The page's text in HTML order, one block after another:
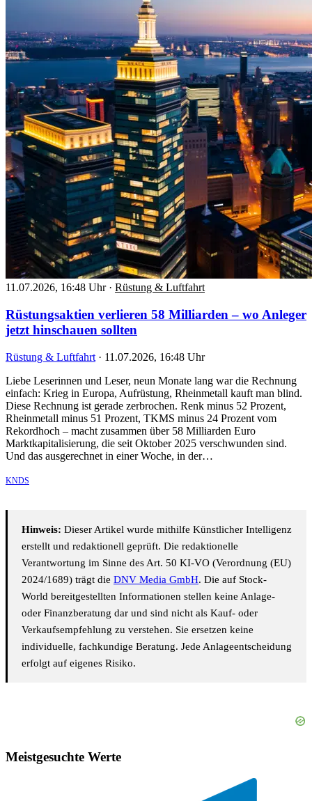
11.07.2026, 16:48 Uhr · Rüstung & Luftfahrt
Rüstungsaktien verlieren 58 Milliarden – wo Anleger
jetzt hinschauen sollten
Rüstung & Luftfahrt · 11.07.2026, 16:48 Uhr
Liebe Leserinnen und Leser, neun Monate lang war die Rechnung
einfach: Krieg in Europa, Aufrüstung, Rheinmetall kauft man blind.
Diese Rechnung ist gerade zerbrochen. Renk minus 52 Prozent,
Rheinmetall minus 51 Prozent, TKMS minus 24 Prozent vom
Rekordhoch – macht zusammen über 58 Milliarden Euro
Marktkapitalisierung, die seit Oktober 2025 verschwunden sind.
Und das ausgerechnet in einer Woche, in der…
KNDS
Hinweis: Dieser Artikel wurde mithilfe Künstlicher Intelligenz
erstellt und redaktionell geprüft. Die redaktionelle
Verantwortung im Sinne des Art. 50 KI-VO (Verordnung (EU)
2024/1689) trägt die DNV Media GmbH. Die auf Stock-
World bereitgestellten Informationen stellen keine Anlage-
oder Finanzberatung dar und sind nicht als Kauf- oder
Verkaufsempfehlung zu verstehen. Sie ersetzen keine
individuelle, fachkundige Beratung. Jede Anlageentscheidung
erfolgt auf eigenes Risiko.
Meistgesuchte Werte